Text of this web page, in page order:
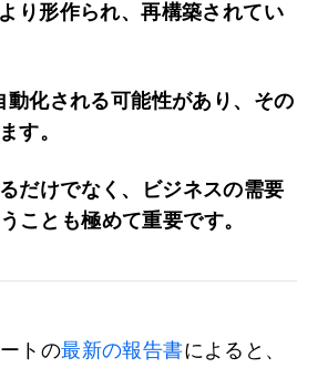
り形作られ、再構築されてい
化される可能性があり、その
す。
だけでなく、ビジネスの需要
ことも極めて重要です。
トの最新の報告書によると、